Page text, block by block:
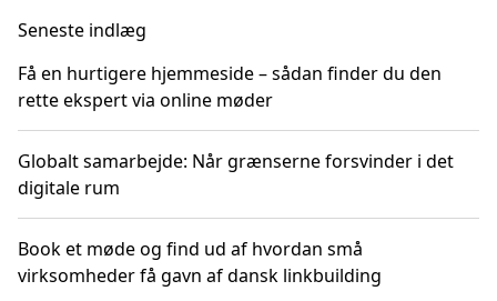
Seneste indlæg
Få en hurtigere hjemmeside – sådan finder du den
rette ekspert via online møder
Globalt samarbejde: Når grænserne forsvinder i det
digitale rum
Book et møde og find ud af hvordan små
virksomheder få gavn af dansk linkbuilding